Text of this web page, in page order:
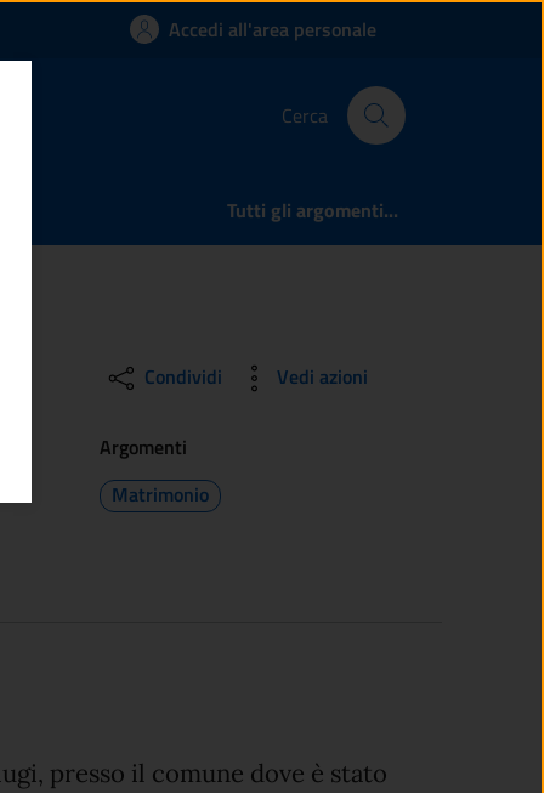
la richiesta di
Accedi all'area personale
Cerca
Tutti gli argomenti...
Condividi Vedi azioni
Argomenti
Matrimonio
presso il comune dove è stato